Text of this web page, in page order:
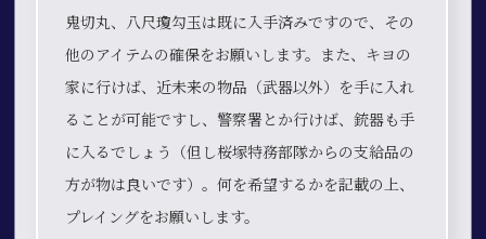
鬼切丸、八尺瓊勾玉は既に入手済みですので、その
他のアイテムの確保をお願いします。また、キヨの
家に行けば、近未来の物品（武器以外）を手に入れ
ることが可能ですし、警察署とか行けば、銃器も手
に入るでしょう（但し桜塚特務部隊からの支給品の
方が物は良いです）。何を希望するかを記載の上、
プレイングをお願いします。